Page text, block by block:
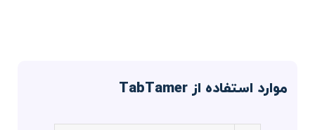
موارد استفاده از TabTamer